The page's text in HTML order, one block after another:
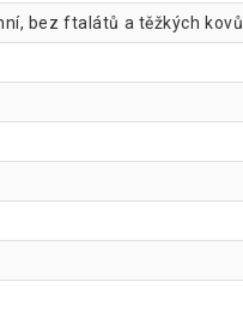
bez ftalátů a těžkých kovů